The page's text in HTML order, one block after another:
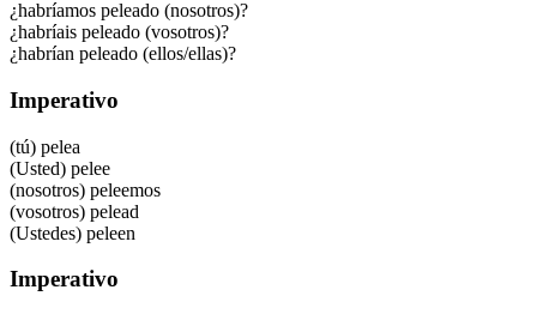
¿habríamos peleado (nosotros)?
¿habríais peleado (vosotros)?
¿habrían peleado (ellos/ellas)?
Imperativo
(tú) pelea
(Usted) pelee
(nosotros) peleemos
(vosotros) pelead
(Ustedes) peleen
Imperativo